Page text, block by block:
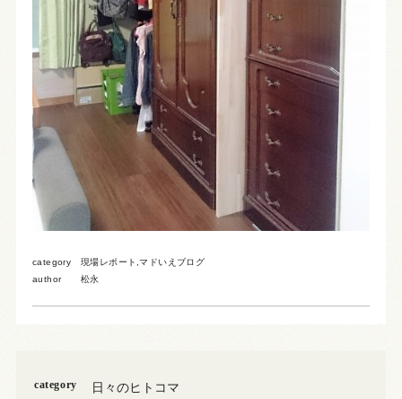
category 現場レポート ,マドいえブログ
author
松永
category
日々のヒトコマ